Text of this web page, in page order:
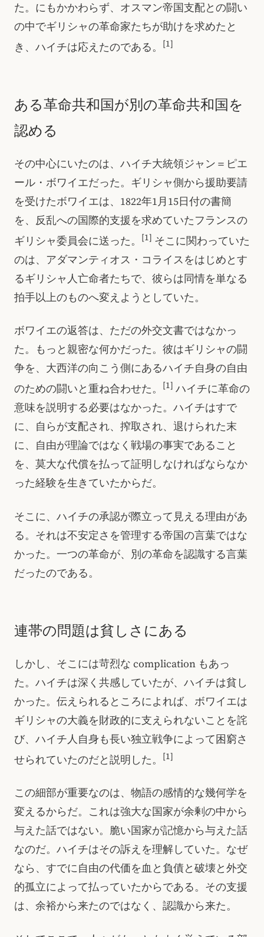
た。にもかかわらず、オスマン帝国支配との闘い
の中でギリシャの革命家たちが助けを求めたと
き、ハイチは応えたのである。
[1]
ある革命共和国が別の革命共和国を
認める
その中心にいたのは、ハイチ大統領ジャン＝ピエ
ール・ボワイエだった。ギリシャ側から援助要請
を受けたボワイエは、1822年1月15日付の書簡
を、反乱への国際的支援を求めていたフランスの
ギリシャ委員会に送った。
[1] そこに関わっていた
のは、アダマンティオス・コライスをはじめとす
るギリシャ人亡命者たちで、彼らは同情を単なる
拍手以上のものへ変えようとしていた。
ボワイエの返答は、ただの外交文書ではなかっ
た。もっと親密な何かだった。彼はギリシャの闘
争を、大西洋の向こう側にあるハイチ自身の自由
のための闘いと重ね合わせた。
[1] ハイチに革命の
意味を説明する必要はなかった。ハイチはすで
に、自らが支配され、搾取され、退けられた末
に、自由が理論ではなく戦場の事実であること
を、莫大な代償を払って証明しなければならなか
った経験を生きていたからだ。
そこに、ハイチの承認が際立って見える理由があ
る。それは不安定さを管理する帝国の言葉ではな
かった。一つの革命が、別の革命を認識する言葉
だったのである。
連帯の問題は貧しさにある
しかし、そこには苛烈な complication もあっ
た。ハイチは深く共感していたが、ハイチは貧し
かった。伝えられるところによれば、ボワイエは
ギリシャの大義を財政的に支えられないことを詫
び、ハイチ人自身も長い独立戦争によって困窮さ
せられていたのだと説明した。
[1]
この細部が重要なのは、物語の感情的な幾何学を
変えるからだ。これは強大な国家が余剰の中から
与えた話ではない。脆い国家が記憶から与えた話
なのだ。ハイチはその訴えを理解していた。なぜ
なら、すでに自由の代価を血と負債と破壊と外交
的孤立によって払っていたからである。その支援
は、余裕から来たのではなく、認識から来た。